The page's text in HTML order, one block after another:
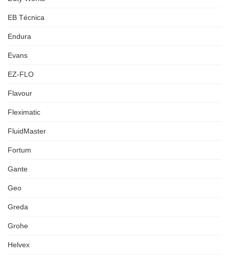
EB Técnica
Endura
Evans
EZ-FLO
Flavour
Fleximatic
FluidMaster
Fortum
Gante
Geo
Greda
Grohe
Helvex